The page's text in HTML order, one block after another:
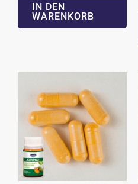
IN DEN
WARENKORB